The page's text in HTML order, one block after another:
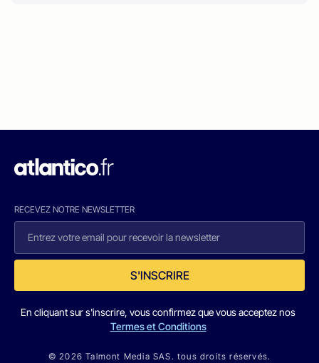
RECEVEZ NOTRE NEWSLETTER
S'INSCRIRE
En cliquant sur s'inscrire, vous confirmez que vous acceptez nos
Termes et Conditions
© 2026 Talmont Media SAS. tous droits réservés.